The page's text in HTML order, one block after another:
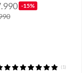
-15%
(1)